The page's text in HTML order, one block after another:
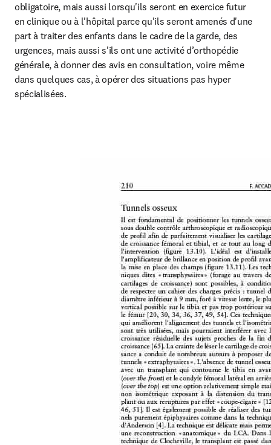
obligatoire, mais aussi lorsqu'ils seront en exercice futur
en clinique ou à l'hôpital parce qu'ils seront amenés d'une
part à traiter des enfants dans le cadre de la garde, des
urgences, mais aussi s'ils ont une activité d’orthopédie
générale, à donner des avis en consultation, voire même
dans quelques cas, à opérer des situations pas hyper
spécialisées.